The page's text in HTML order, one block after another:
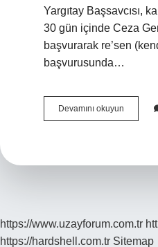
Yargıtay Başsavcısı,
30 gün içinde Ceza
başvurarak re’sen
başvurusunda…
Devamını okuyun Onanmış
Cezaya
https://www.uzayforum.com.tr
https://hardshell.com.tr Sitemap